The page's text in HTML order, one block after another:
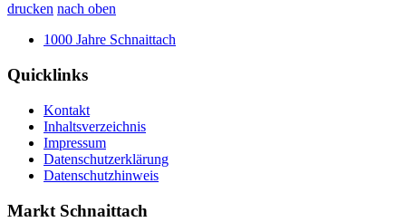
drucken nach oben
1000 Jahre Schnaittach
Quicklinks
Kontakt
Inhaltsverzeichnis
Impressum
Datenschutzerklärung
Datenschutzhinweis
Markt Schnaittach